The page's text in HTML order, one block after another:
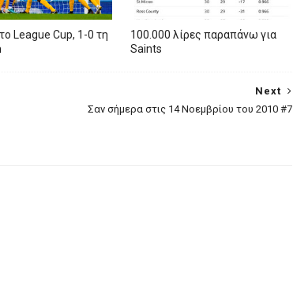
League Cup, 1-0 τη
100.000 λίρες παραπάνω για
Saints
Next
Σαν σήμερα στις 14 Νοεμβρίου του 2010 #7